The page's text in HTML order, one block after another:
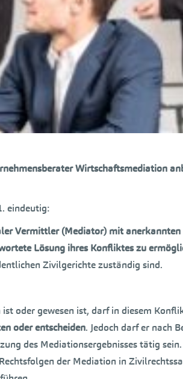
Wirtschaftsmediation
eindeutig:
Vermittler (Mediator) mit
Lösung ihres Konfliktes zu
Zivilgerichte zuständig sind.
oder gewesen ist, darf in diesem
oder entscheiden. Jedoch darf er nach
des Mediationsergebnisses tätig sein.
der Mediation in